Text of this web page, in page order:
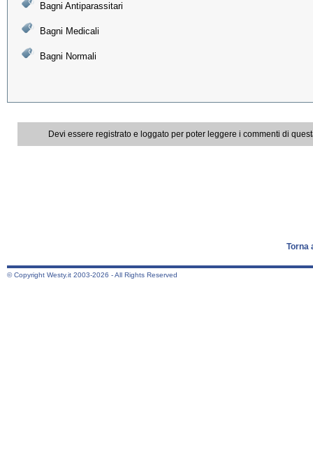
Bagni Antiparassitari
Bagni Medicali
Bagni Normali
Devi essere registrato e loggato per poter leggere i commenti di
Torna
© Copyright Westy.it 2003-2026 - All Rights Reserved